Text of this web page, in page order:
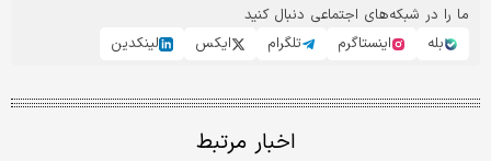
ما را در شبکه‌های اجتماعی دنبال کنید
بله
اینستاگرم تلگرام ایکس لینکدین
اخبار مرتبط